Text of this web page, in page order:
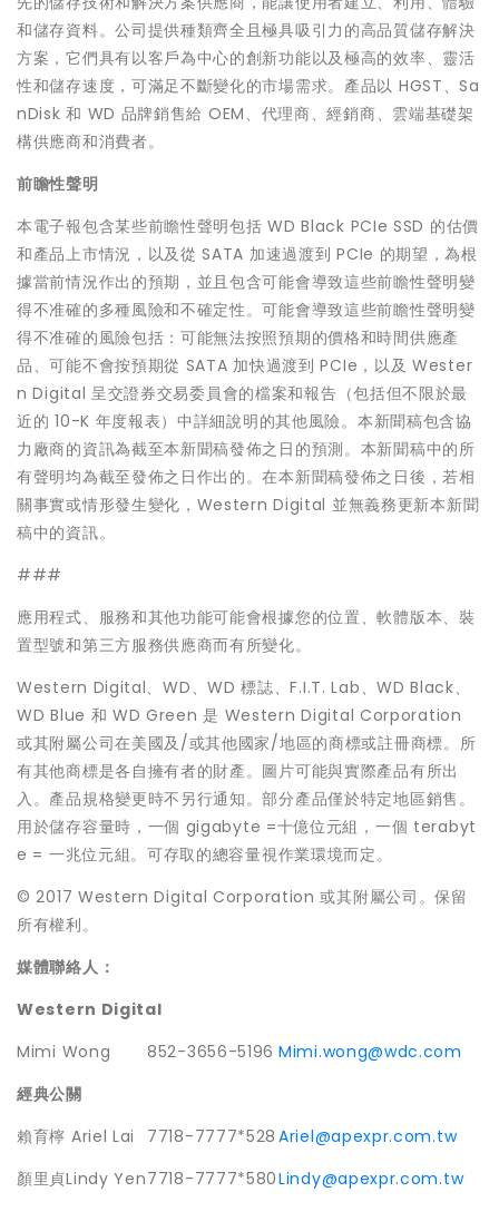
和儲存資料。公司提供種類齊全且極具吸引力的高品質儲存解決
方案，它們具有以客戶為中心的創新功能以及極高的效率、靈活
性和儲存速度，可滿足不斷變化的市場需求。產品以 HGST、Sa
nDisk 和 WD 品牌銷售給 OEM、代理商、經銷商、雲端基礎架
構供應商和消費者。
前瞻性聲明
本電子報包含某些前瞻性聲明包括 WD Black PCIe SSD 的估價
和產品上市情況，以及從 SATA 加速過渡到 PCIe 的期望，為根
據當前情況作出的預期，並且包含可能會導致這些前瞻性聲明變
得不准確的多種風險和不確定性。可能會導致這些前瞻性聲明變
得不准確的風險包括：可能無法按照預期的價格和時間供應產
品、可能不會按預期從 SATA 加快過渡到 PCIe，以及 Wester
n Digital 呈交證券交易委員會的檔案和報告（包括但不限於最
近的 10-K 年度報表）中詳細說明的其他風險。本新聞稿包含協
力廠商的資訊為截至本新聞稿發佈之日的預測。本新聞稿中的所
有聲明均為截至發佈之日作出的。在本新聞稿發佈之日後，若相
關事實或情形發生變化，Western Digital 並無義務更新本新聞
稿中的資訊。
###
應用程式、服務和其他功能可能會根據您的位置、軟體版本、裝
置型號和第三方服務供應商而有所變化。
Western Digital、WD、WD 標誌、F.I.T. Lab、WD Black、
WD Blue 和 WD Green 是 Western Digital Corporation
或其附屬公司在美國及/或其他國家/地區的商標或註冊商標。所
有其他商標是各自擁有者的財產。圖片可能與實際產品有所出
入。產品規格變更時不另行通知。部分產品僅於特定地區銷售。
用於儲存容量時，一個 gigabyte =十億位元組，一個 terabyt
e = 一兆位元組。可存取的總容量視作業環境而定。
© 2017 Western Digital Corporation 或其附屬公司。保留
所有權利。
媒體聯絡人：
Western Digital
Mimi Wong
852-3656-5196 Mimi.wong@wdc.com
經典公關
賴育檸 Ariel Lai
7718-7777*528 Ariel@apexpr.com.tw
顏里貞Lindy Yen7718-7777*580Lindy@apexpr.com.tw